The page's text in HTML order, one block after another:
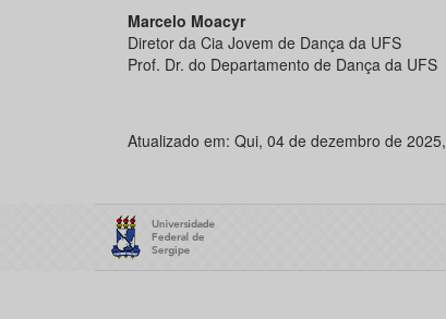
Marcelo Moacyr
Diretor da Cia Jovem de Dança da UFS
Prof. Dr. do Departamento de Dança da UFS
Atualizado em: Qui, 04 de dezembro de